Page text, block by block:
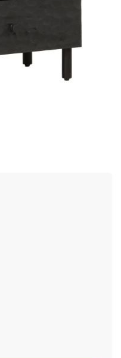
zwart aantal